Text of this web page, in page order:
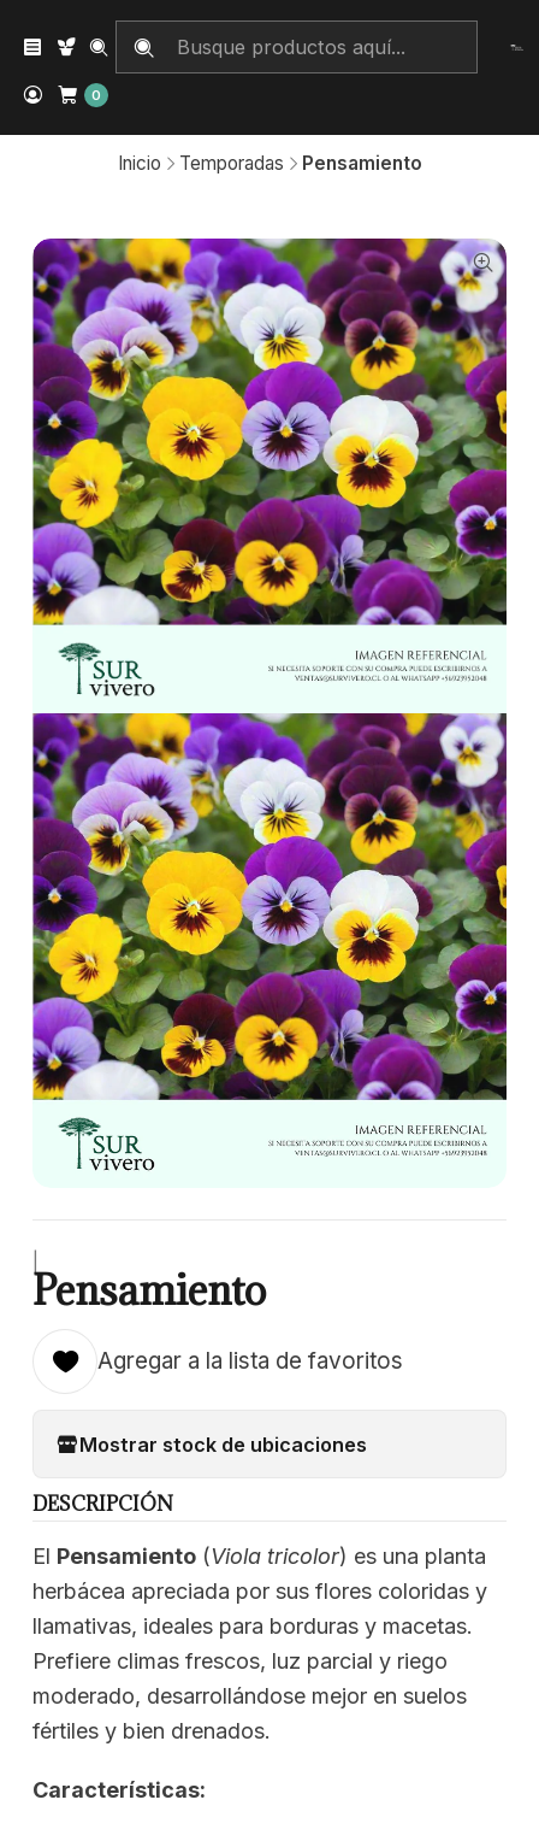
0
Inicio Temporadas Pensamiento
Pensamiento
Agregar a la lista de favoritos
Mostrar stock de ubicaciones
DESCRIPCIÓN
El Pensamiento (Viola tricolor) es una planta
herbácea apreciada por sus flores coloridas y
llamativas, ideales para borduras y macetas.
Prefiere climas frescos, luz parcial y riego
moderado, desarrollándose mejor en suelos
fértiles y bien drenados.
Características: